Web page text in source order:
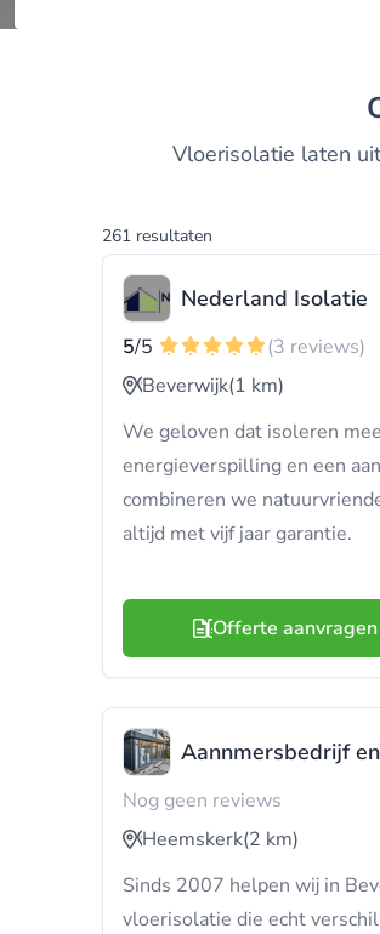
Vloerisolatie laten
261 resultaten
Nederland Isolatie
5/5
(3 reviews)
Beverwijk(1 km)
We geloven dat isoleren
energieverspilling en een
combineren we
altijd met vijf jaar garantie.
Offerte aanvragen
Aannmersbedrijf
Nog geen reviews
Heemskerk(2 km)
Sinds 2007 helpen wij in
vloerisolatie die echt